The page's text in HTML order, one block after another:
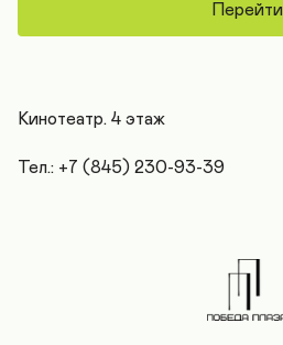
Перейти
Кинотеатр. 4 этаж
Тел.: +7 (845) 230-93-39